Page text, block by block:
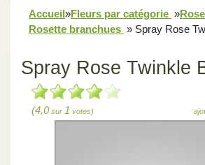
Accueil»Fleurs par catégorie »
Rosette branchues » Spray Rose
Spray Rose Twinkle
(4,0sur 1 votes)